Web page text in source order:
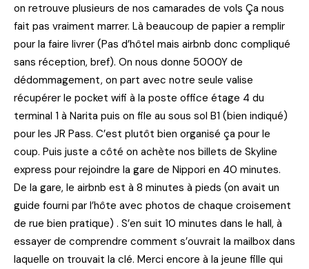
on retrouve plusieurs de nos camarades de vols Ça nous
fait pas vraiment marrer. Là beaucoup de papier a remplir
pour la faire livrer (Pas d’hôtel mais airbnb donc compliqué
sans réception, bref). On nous donne 5000Y de
dédommagement, on part avec notre seule valise
récupérer le pocket wifi à la poste office étage 4 du
terminal 1 à Narita puis on file au sous sol B1 (bien indiqué)
pour les JR Pass. C’est plutôt bien organisé ça pour le
coup. Puis juste a côté on achète nos billets de Skyline
express pour rejoindre la gare de Nippori en 40 minutes.
De la gare, le airbnb est à 8 minutes à pieds (on avait un
guide fourni par l’hôte avec photos de chaque croisement
de rue bien pratique) . S’en suit 10 minutes dans le hall, à
essayer de comprendre comment s’ouvrait la mailbox dans
laquelle on trouvait la clé. Merci encore à la jeune fille qui